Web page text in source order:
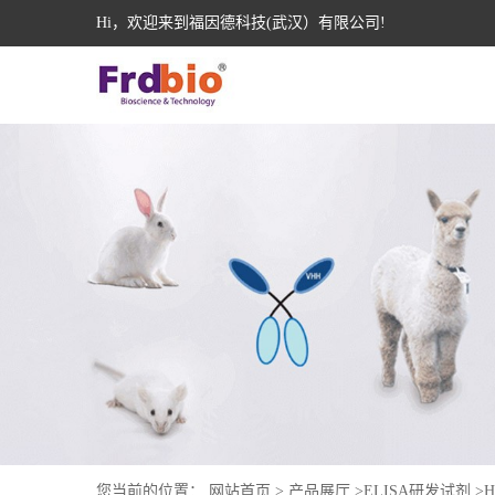
Hi，欢迎来到福因德科技(武汉）有限公司!
您当前的位置： 网站首页 > 产品展厅 >ELISA研发试剂 >